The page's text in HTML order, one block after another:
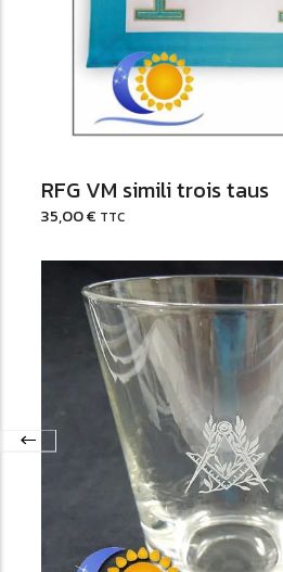
RFG VM simili trois taus
35,00€ TTC
Voir les options